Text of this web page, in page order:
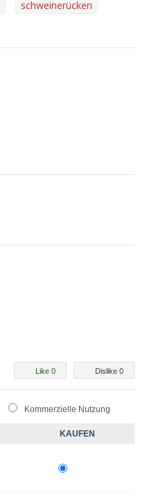
schweinerücken
Dislike 0
Like 0
Kommerzielle Nutzung
KAUFEN